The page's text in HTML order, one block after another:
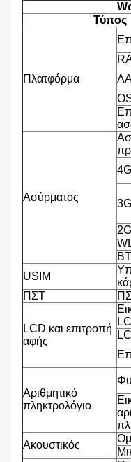
Τύπος
Πλατφόρμα
Ασύρματος
4G
3G
2G
USIM
ΠΣΤ
LCD και επιτροπή
αφής
Αριθμητικό
πληκτρολόγιο
Ακουστικός